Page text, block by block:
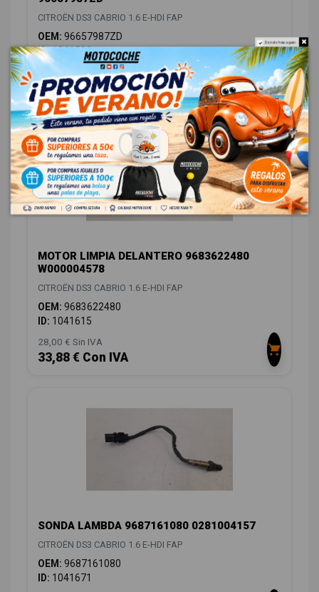
CITROËN DS3 CABRIO 1.6 E-HDI FAP
OEM: 96657987ZD
ID:1041589
8,26 € Sin IVA
9,99 € Con IVA
MOTOR LIMPIA DELANTERO 9683622480
W000004578
CITROËN DS3 CABRIO 1.6 E-HDI FAP
OEM: 9683622480
ID: 1041615
28,00 € Sin IVA
33,88 € Con IVA
SONDA LAMBDA 9687161080 0281004157
CITROËN DS3 CABRIO 1.6 E-HDI FAP
OEM: 9687161080
ID: 1041671
Do not show again.